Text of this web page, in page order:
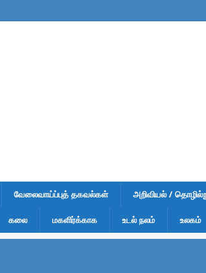
வேலைவாய்ப்புத் தகவல்கள் அறிவியல் /
கலை மகளிர்க்காக உடல் நலம் உலகம்